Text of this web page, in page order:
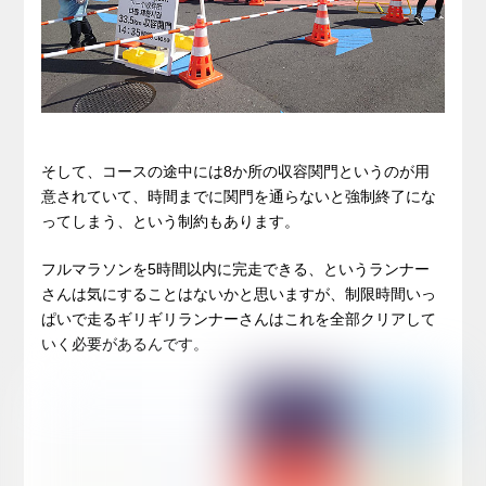
そして、コースの途中には8か所の収容関門というのが用
意されていて、時間までに関門を通らないと強制終了にな
ってしまう、という制約もあります。
フルマラソンを5時間以内に完走できる、というランナー
さんは気にすることはないかと思いますが、制限時間いっ
ぱいで走るギリギリランナーさんはこれを全部クリアして
いく必要があるんです。